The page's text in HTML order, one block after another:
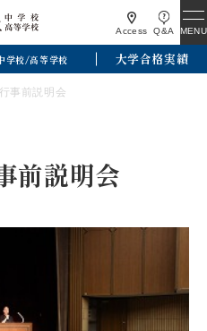
Access Q&A MENU
学校/高等学校 大学合格実績
事前説明会
前説明会